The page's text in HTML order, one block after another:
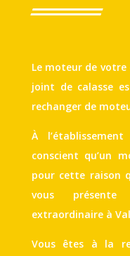
Le moteur de votre
joint de calasse
rechanger de
À l’établissement
conscient qu’un
pour cette raison
vous présente
extraordinaire à
Vous êtes à la